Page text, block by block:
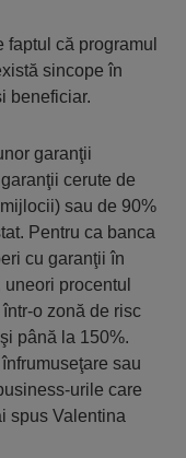
că programul
sincope în
beneficiar.
garanţii
cerute de
sau de 90%
Pentru ca banca
cu garanţii în
procentul
o zonă de risc
până la 150%.
sau
urile care
spus Valentina